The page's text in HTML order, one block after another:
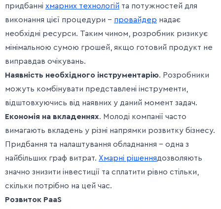
придбанні хмарних технологій та потужностей для
виконання цієї процедури – провайдер надає
необхідні ресурси. Таким чином, розробник ризикує
мінімальною сумою грошей, якщо готовий продукт не
виправдав очікувань.
Наявність необхідного інструментарію. Розробники
можуть комбінувати представлені інструменти,
відштовхуючись від наявних у даний момент задач.
Економія на вкладеннях. Молоді компанії часто
вимагають вкладень у різні напрямки розвитку бізнесу.
Придбання та налаштування обладнання – одна з
найбільших граф витрат. Хмарні рішеннядозволяють
значно знизити інвестиції та сплатити рівно стільки,
скільки потрібно на цей час.
Розвиток PaaS